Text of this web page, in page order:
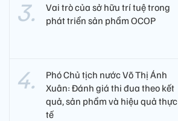
Vai trò của sở hữu trí tuệ trong
phát triển sản phẩm OCOP
Phó Chủ tịch nước Võ Thị Ánh
Xuân: Đánh giá thi đua theo kết
quả, sản phẩm và hiệu quả thực
tế